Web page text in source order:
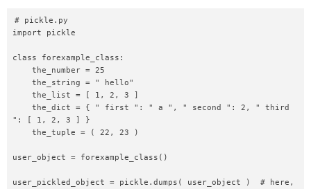
# pickle.py
import pickle
class forexample_class:
": [ 1, 2, 3 ] }
user_object = forexample_class()
user_pickled_object = pickle.dumps( user_object )  # here,